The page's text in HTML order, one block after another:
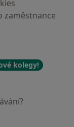
zaměstnance
kolegy!